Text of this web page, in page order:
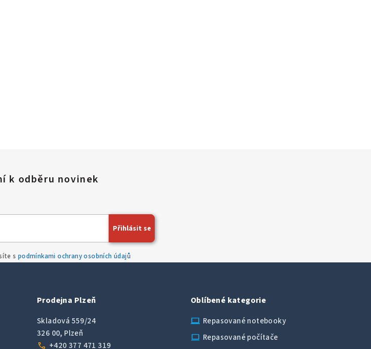
s podmínkami ochrany osobních údajů
Přihlásit se
Prodejna Plzeň
Skladová 559/24
326 00, Plzeň
call +420 377 471 319
Oblíbené kategorie
laptop_chromebook Repasované notebooky
computer Repasované počítače